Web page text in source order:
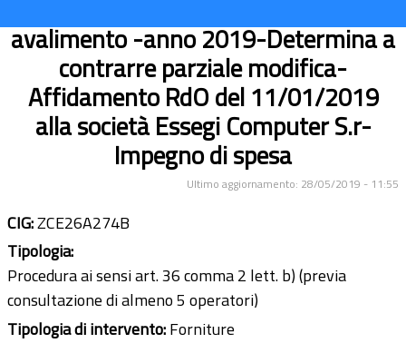
avalimento -anno 2019-Determina a
contrarre parziale modifica-
Affidamento RdO del 11/01/2019
alla società Essegi Computer S.r-
Impegno di spesa
Ultimo aggiornamento: 28/05/2019 - 11:55
CIG:ZCE26A274B
Tipologia:
Procedura ai sensi art. 36 comma 2 lett. b) (previa
consultazione di almeno 5 operatori)
Tipologia di intervento:Forniture